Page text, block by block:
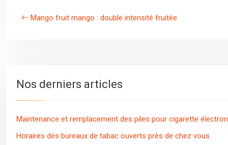
Mango fruit mango : double intensité fruitée
Nos derniers articles
Maintenance et remplacement des piles pour cigarette
Horaires des bureaux de tabac ouverts près de chez vous